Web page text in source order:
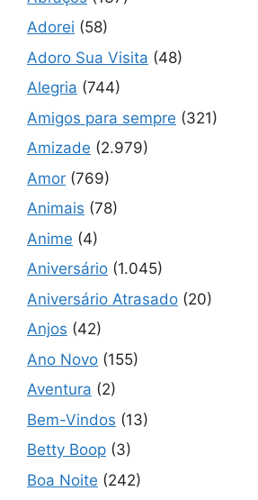
Adorei (58)
Adoro Sua Visita (48)
Alegria (744)
Amigos para sempre (321)
Amizade (2.979)
Amor (769)
Animais (78)
Anime (4)
Aniversário (1.045)
Aniversário Atrasado (20)
Anjos (42)
Ano Novo (155)
Aventura (2)
Bem-Vindos (13)
Betty Boop (3)
Boa Noite (242)